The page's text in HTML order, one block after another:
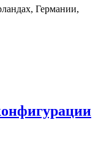
Германии,